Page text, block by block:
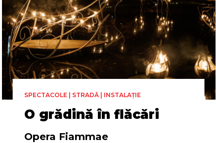
SPECTACOLE | STRADĂ | INSTALAȚIE
O grădină în flăcări
Opera Fiammae